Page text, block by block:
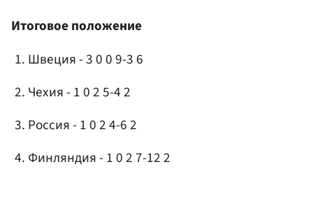
Итоговое положение
Швеция - 3 0 0 9-3 6
Чехия - 1 0 2 5-4 2
Россия - 1 0 2 4-6 2
Финляндия - 1 0 2 7-12 2